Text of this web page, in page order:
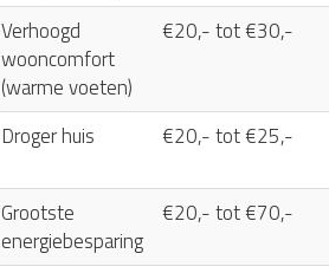
Verhoogd
wooncomfort
(warme voeten)
€20,- tot €30,-
Droger huis €20,- tot €25,-
Grootste
energiebesparing
€20,- tot €70,-